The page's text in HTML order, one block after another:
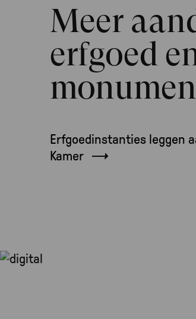
Meer
erfgoed
Erfgoedinstanties leggen
Kamer